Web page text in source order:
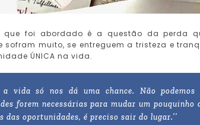
que foi abordado é a questão da perda
sofram muito, se entreguem a tristeza e
ÚNICA na vida.
a vida só nos dá uma chance. Não
forem necessárias para mudar um
das oportunidades, é preciso sair do lugar.’’